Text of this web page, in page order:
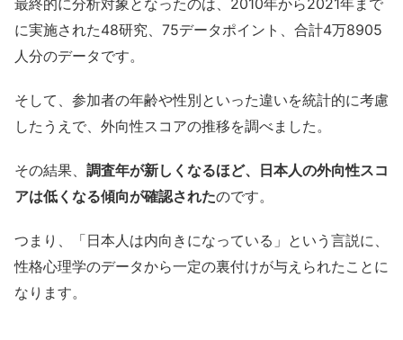
最終的に分析対象となったのは、2010年から2021年まで
に実施された48研究、75データポイント、合計4万8905
人分のデータです。
そして、参加者の年齢や性別といった違いを統計的に考慮
したうえで、外向性スコアの推移を調べました。
その結果、 調査年が新しくなるほど、日本人の外向性スコ
アは低くなる傾向が確認されたのです。
つまり、「日本人は内向きになっている」という言説に、
性格心理学のデータから一定の裏付けが与えられたことに
なります。